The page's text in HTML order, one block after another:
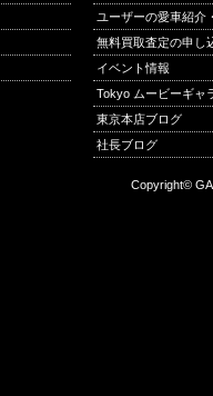
ユーザーの愛車紹介
無料買取査定の申し
イベント情報
Tokyo ムービーギャ
東京本店ブログ
社長ブログ
Copyright©